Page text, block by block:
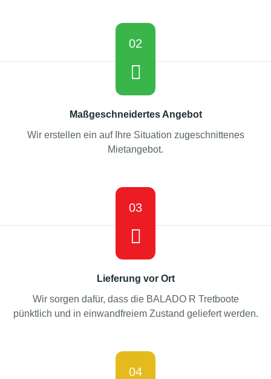
02
Maßgeschneidertes Angebot
Wir erstellen ein auf Ihre Situation zugeschnittenes
Mietangebot.
03
Lieferung vor Ort
Wir sorgen dafür, dass die BALADO R Tretboote
pünktlich und in einwandfreiem Zustand geliefert werden.
04